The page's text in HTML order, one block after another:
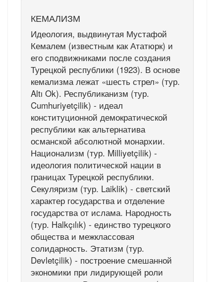
КЕМАЛИЗМ
Идеология, выдвинутая Мустафой
Кемалем (известным как Ататюрк) и
его сподвижниками после создания
Турецкой республики (1923). В основе
кемализма лежат «шесть стрел» (тур.
Altı Ok). Республиканизм (тур.
Cumhuriyetçilik) - идеал
конституционной демократической
республики как альтернатива
османской абсолютной монархии.
Национализм (тур. Milliyetçilik) -
идеология политической нации в
границах Турецкой республики.
Секуляризм (тур. Laiklik) - светский
характер государства и отделение
государства от ислама. Народность
(тур. Halkçılık) - единство турецкого
общества и межклассовая
солидарность. Этатизм (тур.
Devletçilik) - построение смешанной
экономики при лидирующей роли